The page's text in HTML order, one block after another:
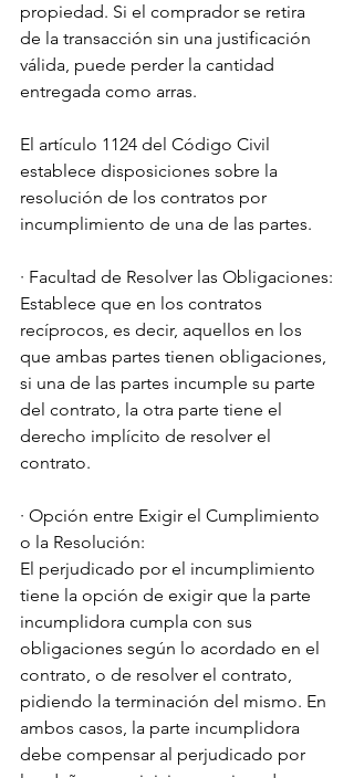
propiedad. Si el comprador se retira
de la transacción sin una justificación
válida, puede perder la cantidad
entregada como arras.
El artículo 1124 del Código Civil
establece disposiciones sobre la
resolución de los contratos por
incumplimiento de una de las partes.
· Facultad de Resolver las Obligaciones:
Establece que en los contratos
recíprocos, es decir, aquellos en los
que ambas partes tienen obligaciones,
si una de las partes incumple su parte
del contrato, la otra parte tiene el
derecho implícito de resolver el
contrato.
· Opción entre Exigir el Cumplimiento
o la Resolución:
El perjudicado por el incumplimiento
tiene la opción de exigir que la parte
incumplidora cumpla con sus
obligaciones según lo acordado en el
contrato, o de resolver el contrato,
pidiendo la terminación del mismo. En
ambos casos, la parte incumplidora
debe compensar al perjudicado por